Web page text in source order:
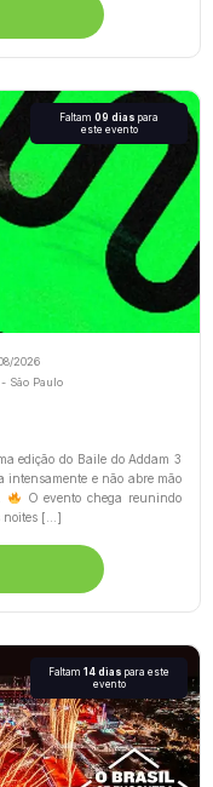
Faltam 09 dias para
este evento
2026
São Paulo
edição do Baile do Addam 3
e não abre mão
O evento chega reunindo
noites […]
Faltam 14 dias para este
evento